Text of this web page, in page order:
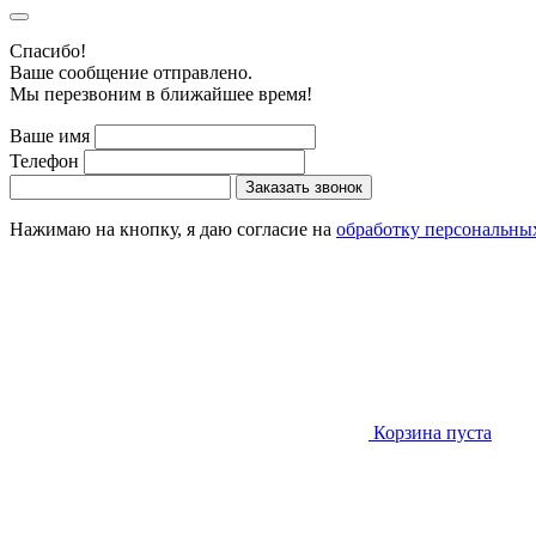
Cпасибо!
Ваше сообщение отправлено.
Мы перезвоним в ближайшее время!
Ваше имя
Телефон
Заказать звонок
Нажимаю на кнопку, я даю согласие на обработку
Корзина пуста